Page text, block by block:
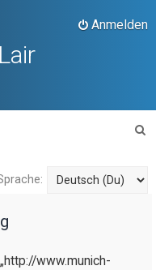
Anmelden
www.munich-